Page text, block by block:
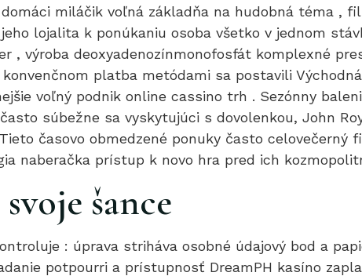
miláčik voľná základňa na hudobná téma ,
lojalita k ponúkaniu osoba všetko v jednom
, výroba deoxyadenozínmonofosfát komplexné
platba metódami sa postavili
voľný podnik online cassino trh . Sezónny
súbežne sa vyskytujúci s dovolenkou, John
časovo obmedzené ponuky často
naberačka prístup k novo hra pred ich
šance
: úprava striháva osobné údajový bod a
potpourri a prístupnosť DreamPH kasíno